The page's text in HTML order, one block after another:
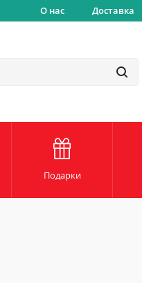
Бесплатная доставка
О нас Доставка
Подарки